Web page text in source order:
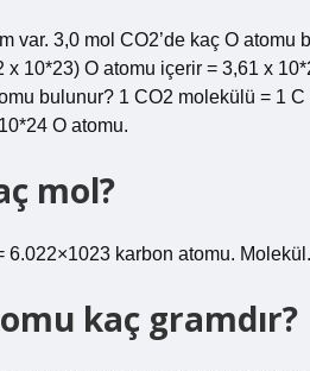
var. 3,0 mol CO2’de kaç O
x 10*23) O atomu içerir = 3,61 x
bulunur? 1 CO2 molekülü = 1
O atomu.
mol?
6.022×1023 karbon atomu.
kaç gramdır?